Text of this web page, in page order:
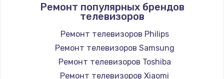
Программный ремонт/прошивка
Замена Bluetooth/Wi-Fi модуля
Ремонт популярных брендов
телевизоров
Ремонт телевизоров Philips
Ремонт телевизоров Samsung
Ремонт телевизоров Toshiba
Ремонт телевизоров Xiaomi